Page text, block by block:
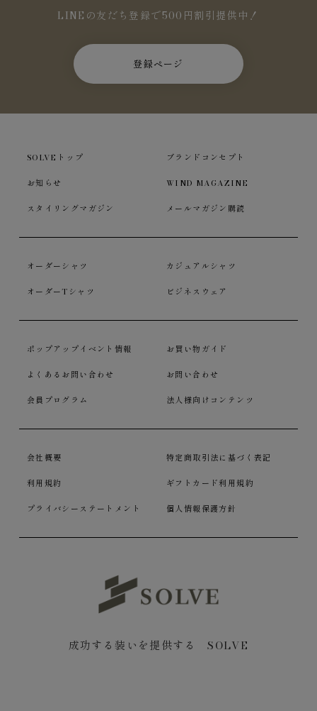
LINEの友だち登録で500円割引提供中！
登録ページ
SOLVEトップ ブランドコンセプト
お知らせ WIND MAGAZINE
スタイリングマガジン メールマガジン購読
オーダーシャツ カジュアルシャツ
オーダーTシャツ ビジネスウェア
ポップアップイベント情報 お買い物ガイド
よくあるお問い合わせ お問い合わせ
会員プログラム 法人様向けコンテンツ
会社概要 特定商取引法に基づく表記
利用規約 ギフトカード利用規約
プライバシーステートメント 個人情報保護方針
成功する装いを提供する SOLVE